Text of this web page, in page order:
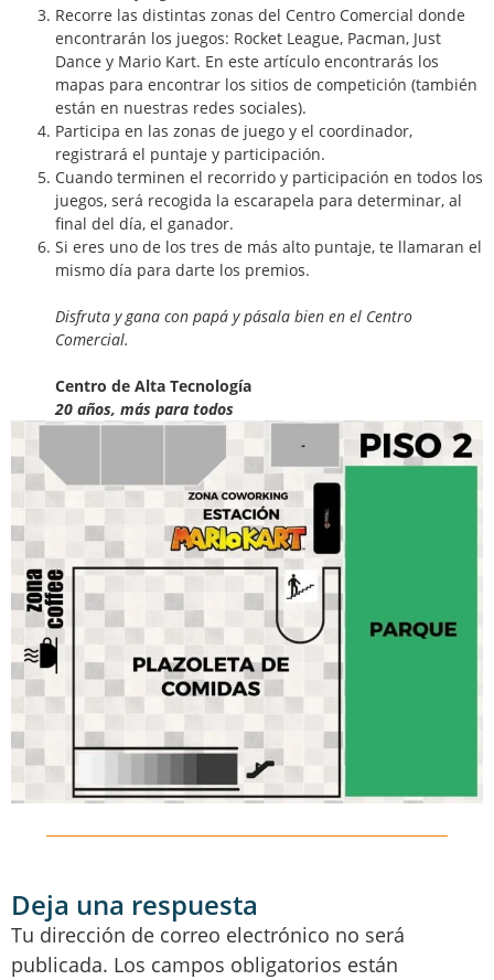
Recorre las distintas zonas del Centro Comercial donde
encontrarán los juegos: Rocket League, Pacman, Just
Dance y Mario Kart. En este artículo encontrarás los
mapas para encontrar los sitios de competición (también
están en nuestras redes sociales).
Participa en las zonas de juego y el coordinador,
registrará el puntaje y participación.
Cuando terminen el recorrido y participación en todos los
juegos, será recogida la escarapela para determinar, al
final del día, el ganador.
Si eres uno de los tres de más alto puntaje, te llamaran el
mismo día para darte los premios.
Disfruta y gana con papá y pásala bien en el Centro
Comercial.
Centro de Alta Tecnología
20 años, más para todos
Deja una respuesta
Tu dirección de correo electrónico no será
publicada. Los campos obligatorios están